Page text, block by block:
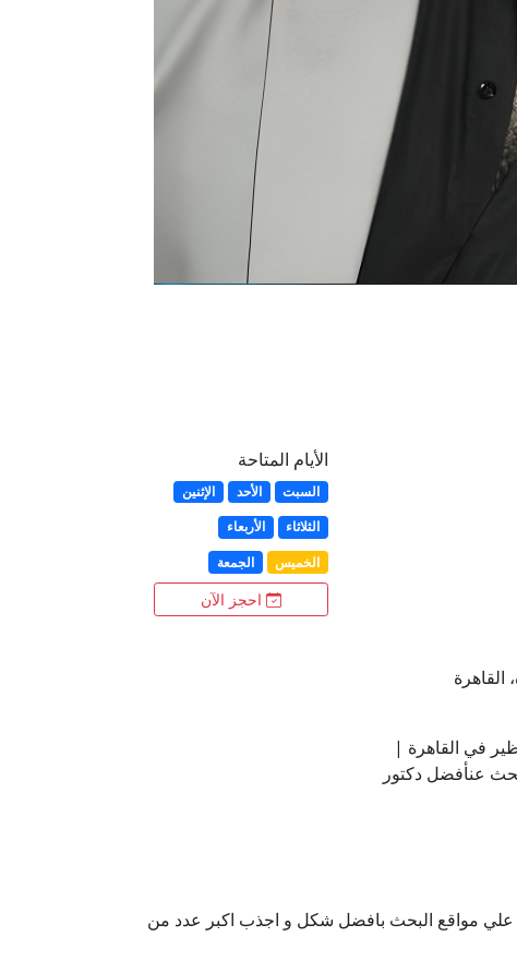
في القاهرة |
عنأفضل دكتور
الأيام المتاحة
السبت الأحد
الإثنين
الثلاثاء
الأربعاء
الخميس
الجمعة
احجز الآن
علي مواقع البحث بافضل شكل و اجذب اكبر عدد من